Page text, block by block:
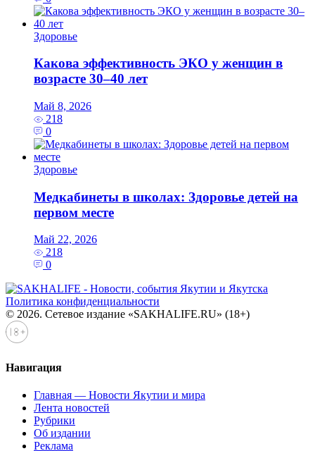
Здоровье
Какова эффективность ЭКО у женщин в
возрасте 30–40 лет
Май 8, 2026
218
0
Здоровье
Медкабинеты в школах: Здоровье детей на
первом месте
Май 22, 2026
218
0
Политика конфиденциальности
© 2026. Сетевое издание «SAKHALIFE.RU» (18+)
Навигация
Главная — Новости Якутии и мира
Лента новостей
Рубрики
Об издании
Реклама